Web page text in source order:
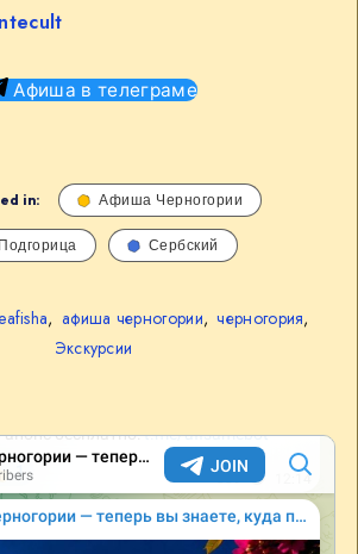
Афиша в телеграме
in: Афиша Черногории
Подгорица Сербский
, афиша черногории, черногория,
Экскурсии